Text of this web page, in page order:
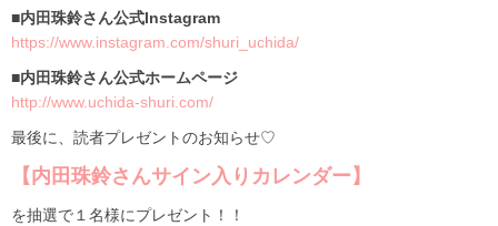
■内田珠鈴さん公式Instagram
https://www.instagram.com/shuri_uchida/
■内田珠鈴さん公式ホームページ
http://www.uchida-shuri.com/
最後に、読者プレゼントのお知らせ♡
【内田珠鈴さんサイン入りカレンダー】
を抽選で１名様にプレゼント！！